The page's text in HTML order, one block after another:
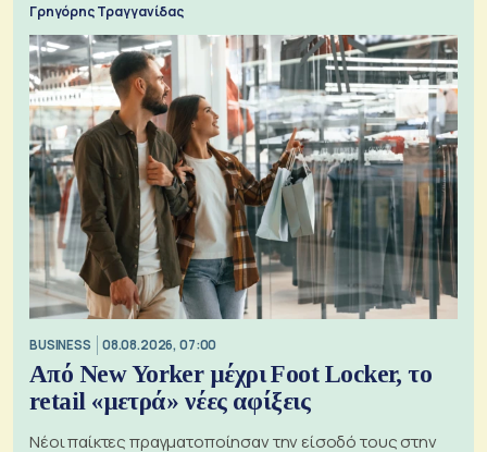
Γρηγόρης Τραγγανίδας
BUSINESS 08.08.2026, 07:00
Από New Yorker μέχρι Foot Locker, το
retail «μετρά» νέες αφίξεις
Νέοι παίκτες πραγματοποίησαν την είσοδό τους στην